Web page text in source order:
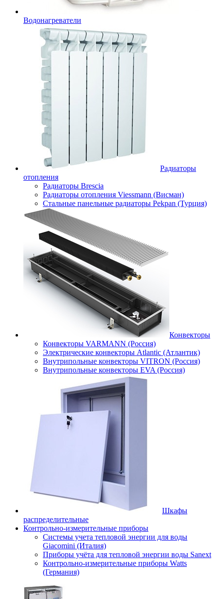
Водонагреватели
Радиаторы
отопления
Радиаторы Brescia
Радиаторы отопления Viessmann (Висман)
Стальные панельные радиаторы Pekpan (Турция)
Конвекторы
Конвекторы VARMANN (Россия)
Электрические конвекторы Atlantic (Атлантик)
Внутрипольные конвекторы VITRON (Россия)
Внутрипольные конвекторы EVA (Россия)
Шкафы
распределительные
Контрольно-измерительные приборы
Системы учета тепловой энергии для воды
Giacomini (Италия)
Приборы учёта для тепловой энергии воды Sanext
Контрольно-измерительные приборы Watts
(Германия)